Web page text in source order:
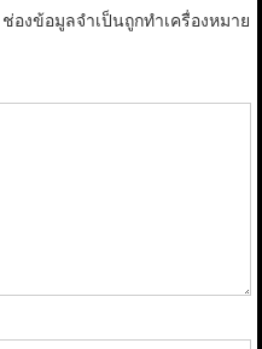
ช่องข้อมูลจำเป็นถูกทำเครื่องหมาย